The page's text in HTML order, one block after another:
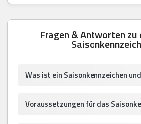
Fragen & Antworten zu
Was ist ein Saisonkennzeichen
Voraussetzungen für das